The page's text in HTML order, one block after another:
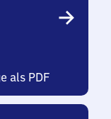
als PDF